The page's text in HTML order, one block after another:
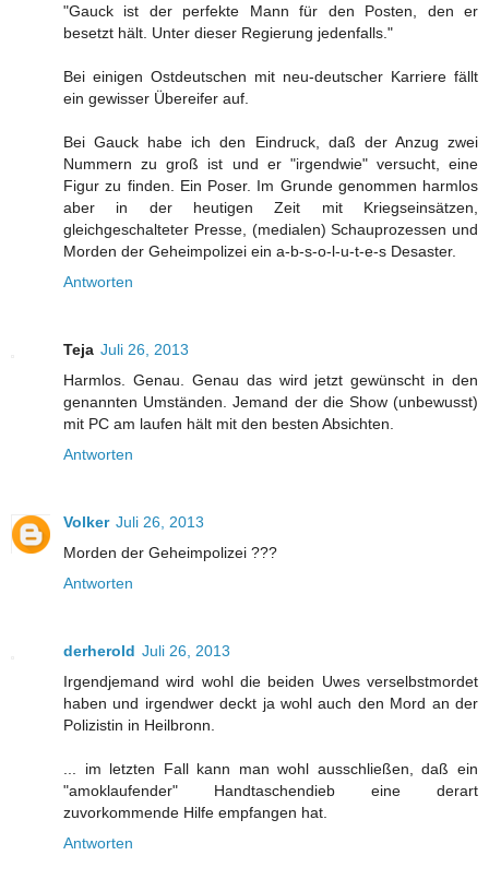
"Gauck ist der perfekte Mann für den Posten, den er
besetzt hält. Unter dieser Regierung jedenfalls."
Bei einigen Ostdeutschen mit neu-deutscher Karriere fällt
ein gewisser Übereifer auf.
Bei Gauck habe ich den Eindruck, daß der Anzug zwei
Nummern zu groß ist und er "irgendwie" versucht, eine
Figur zu finden. Ein Poser. Im Grunde genommen harmlos
aber in der heutigen Zeit mit Kriegseinsätzen,
gleichgeschalteter Presse, (medialen) Schauprozessen und
Morden der Geheimpolizei ein a-b-s-o-l-u-t-e-s Desaster.
Antworten
Teja Juli 26, 2013
Harmlos. Genau. Genau das wird jetzt gewünscht in den
genannten Umständen. Jemand der die Show (unbewusst)
mit PC am laufen hält mit den besten Absichten.
Antworten
Volker Juli 26, 2013
Morden der Geheimpolizei ???
Antworten
derherold Juli 26, 2013
Irgendjemand wird wohl die beiden Uwes verselbstmordet
haben und irgendwer deckt ja wohl auch den Mord an der
Polizistin in Heilbronn.
... im letzten Fall kann man wohl ausschließen, daß ein
"amoklaufender" Handtaschendieb eine derart
zuvorkommende Hilfe empfangen hat.
Antworten